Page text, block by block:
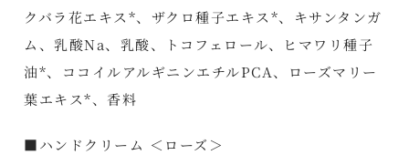
クバラ花エキス*、ザクロ種子エキス*、キサンタンガ
ム、乳酸Na、乳酸、トコフェロール、ヒマワリ種子
油*、ココイルアルギニンエチルPCA、ローズマリー
葉エキス*、香料
■ハンドクリーム ＜ローズ＞